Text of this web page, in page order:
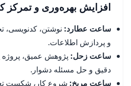
افزایش بهره‌وری و تمرکز
ساعت عطارد: نوشتن، کدنویسی،
و پردازش اطلاعات.
ساعت زحل: پژوهش عمیق، پروژه
دقیق و حل مسئله دشوار.
ساعت مریخ: شروع کار، شکست